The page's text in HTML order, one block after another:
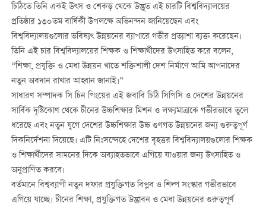
চিঠিতে তিনি একই উৎস ও শেকড় থেকে উদ্ভূত এই চারটি বিশ্ববিদ্যালয়ের
প্রতিষ্ঠার ১৩০তম বার্ষিকী উপলক্ষে অভিনন্দন জানিয়েছেন এবং
বিশ্ববিদ্যালয়গুলোর ভবিষ্যৎ উন্নয়নের ব্যাপারে গভীর প্রত্যাশা ব্যক্ত করেছেন।
তিনি এই চার বিশ্ববিদ্যালয়ের শিক্ষক ও শিক্ষার্থীদের উৎসাহিত করে বলেন,
“শিক্ষা, প্রযুক্তি ও মেধা উন্নয়ন খাতে শক্তিশালী দেশ নির্মাণে আমি আপনাদের
নতুন অবদান রাখার আহ্বান জানাই।”
সাধারণ সম্পাদক সি চিন পিংয়ের এই জবাবি চিঠি সিপিসি ও দেশের উন্নয়নের
সার্বিক দৃষ্টিকোণ থেকে চীনের উচ্চশিক্ষার মিশন ও লক্ষ্যমাত্রাকে গভীরভাবে তুলে
ধরেছে এবং নতুন যুগে দেশের উচ্চশিক্ষার উচ্চ গুণগত উন্নয়নের জন্য গুরুত্বপূর্ণ
দিকনির্দেশনা দিয়েছে। এটি নিঃসন্দেহে দেশের বৃহত্তর বিশ্ববিদ্যালয়গুলোর শিক্ষক
ও শিক্ষার্থীদের সামনের দিকে অব্যাহতভাবে এগিয়ে যাওয়ার জন্য উৎসাহিত ও
অনুপ্রাণিত করবে।
বর্তমানে বিশ্বব্যাপী নতুন দফার প্রযুক্তিগত বিপ্লব ও শিল্প সংস্কার গভীরভাবে
এগিয়ে যাচ্ছে। চীনের শিক্ষা, প্রযুক্তিগত উদ্ভাবন ও মেধা উন্নয়নের গুরুত্বপূর্ণ